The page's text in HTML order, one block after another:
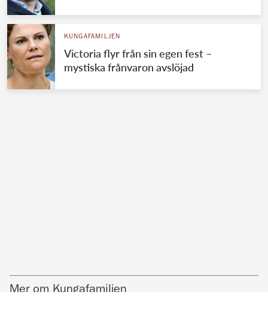
KUNGAFAMILJEN
Victoria flyr från sin egen fest –
mystiska frånvaron avslöjad
Mer om Kungafamiljen